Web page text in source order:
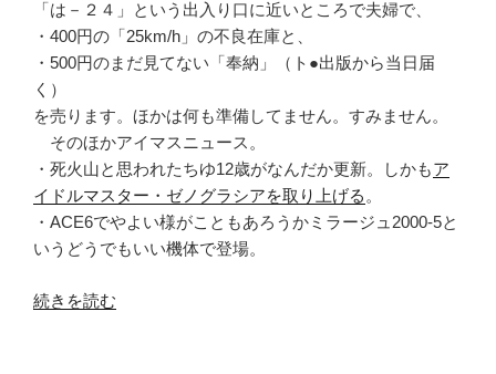
「は－２４」という出入り口に近いところで夫婦で、
・400円の「25km/h」の不良在庫と、
・500円のまだ見てない「奉納」（ト●出版から当日届
く）
を売ります。ほかは何も準備してません。すみません。
そのほかアイマスニュース。
・死火山と思われたちゆ12歳がなんだか更新。しかもア
イドルマスター・ゼノグラシアを取り上げる 。
・ACE6でやよい様がこともあろうかミラージュ2000-5と
いうどうでもいい機体で登場。
“【告
続きを読む